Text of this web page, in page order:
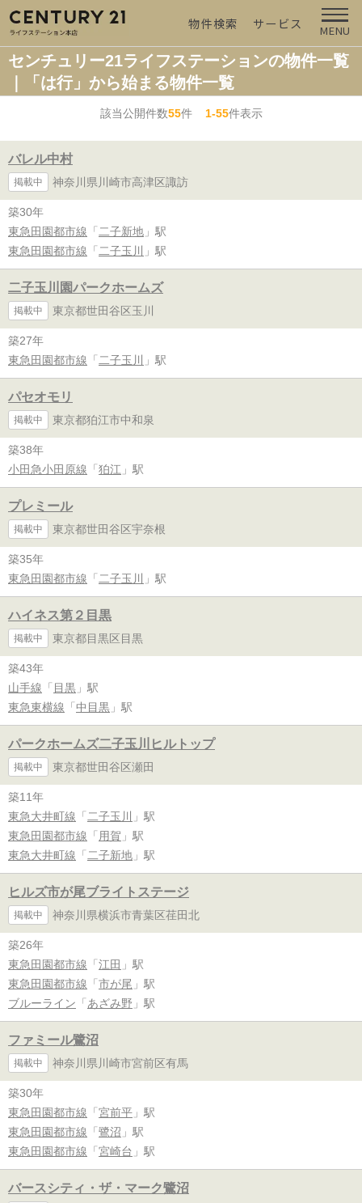
物件検索 サービス MENU
センチュリー21ライフステーションの物件一覧
｜「は行」から始まる物件一覧
該当公開件数55件1-55件表示
バレル中村
掲載中 神奈川県川崎市高津区諏訪
築30年
東急田園都市線 「 二子新地 」駅
東急田園都市線 「 二子玉川 」駅
二子玉川園パークホームズ
掲載中 東京都世田谷区玉川
築27年
東急田園都市線 「 二子玉川 」駅
パセオモリ
掲載中 東京都狛江市中和泉
築38年
小田急小田原線 「 狛江 」駅
プレミール
掲載中 東京都世田谷区宇奈根
築35年
東急田園都市線 「 二子玉川 」駅
ハイネス第２目黒
掲載中 東京都目黒区目黒
築43年
山手線 「 目黒 」駅
東急東横線 「 中目黒 」駅
パークホームズ二子玉川ヒルトップ
掲載中 東京都世田谷区瀬田
築11年
東急大井町線 「 二子玉川
」駅
東急田園都市線 「 用賀 」駅
東急大井町線 「 二子新地 」駅
ヒルズ市が尾ブライトステージ
掲載中 神奈川県横浜市青葉区荏田北
築26年
東急田園都市線 「 江田 」駅
東急田園都市線 「 市が尾 」駅
ブルーライン 「 あざみ野 」駅
ファミール鷺沼
掲載中 神奈川県川崎市宮前区有馬
築30年
東急田園都市線 「 宮前平 」駅
東急田園都市線 「 鷺沼 」駅
東急田園都市線 「 宮崎台 」駅
バースシティ・ザ・マーク鷺沼